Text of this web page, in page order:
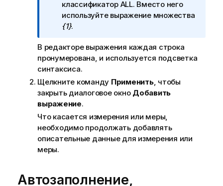
к
е
е
ч
а
и
е
к
и
н
ф
о
р
м
и
классификатор ALL. Вместо него
используйте выражение множества
{1}.
В редакторе выражения каждая строка
пронумерована, и используется подсветка
синтаксиса.
Щелкните команду Применить, чтобы
закрыть диалоговое окно Добавить
выражение.
Что касается измерения или меры,
необходимо продолжать добавлять
описательные данные для измерения или
меры.
Автозаполнение,